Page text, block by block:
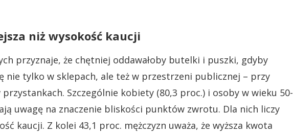
niż wysokość kaucji
przyznaje, że chętniej oddawałoby butelki i puszki, gdyby
nie tylko w sklepach, ale też w przestrzeni publicznej – przy
przystankach. Szczególnie kobiety (80,3 proc.) i osoby w wieku 50-
uwagę na znaczenie bliskości punktów zwrotu. Dla nich liczy
kaucji. Z kolei 43,1 proc. mężczyzn uważa, że wyższa kwota